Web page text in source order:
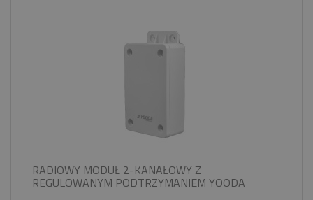
RADIOWY MODUŁ 2-KANAŁOWY Z
REGULOWANYM PODTRZYMANIEM YOODA